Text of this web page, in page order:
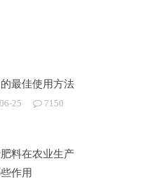
最佳使用方法
25 7150
料在农业生产
作用